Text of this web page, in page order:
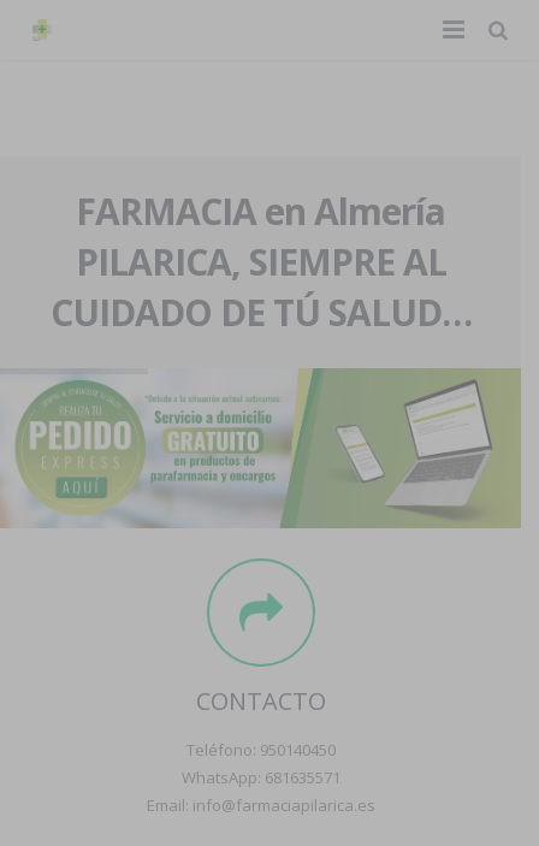
La farmacia
Nuestra historia
Nuestro equipo
Eventos
Servicios y reservas
Pedidos express
Blog
Contacto
Boletín
FARMACIA en Almería
PILARICA, SIEMPRE AL
CUIDADO DE TÚ SALUD…
CONTACTO
Teléfono: 950140450
WhatsApp: 681635571
Email: info@farmaciapilarica.es